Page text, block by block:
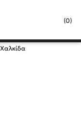
(0)
Κλείσιμο